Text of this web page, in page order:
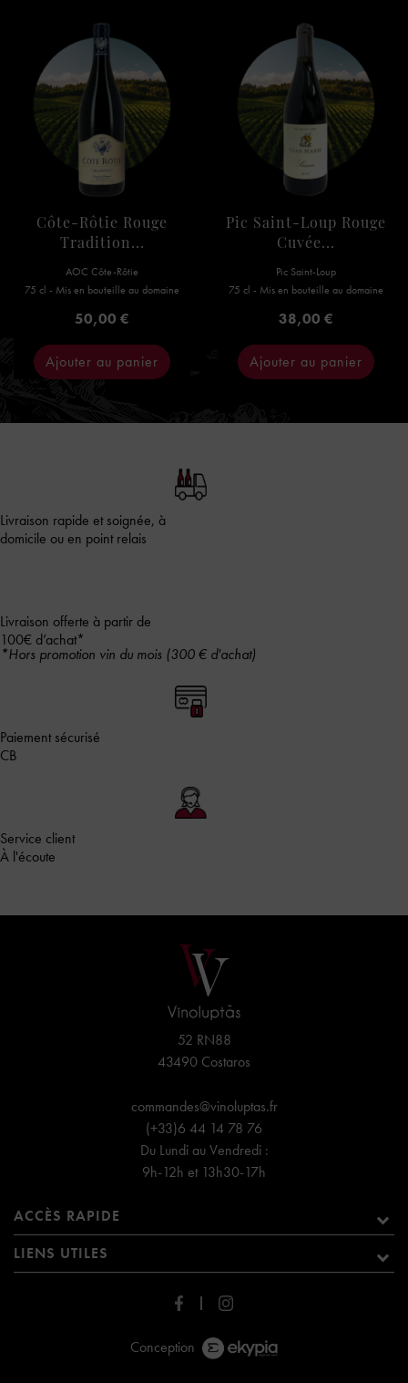
Côte-Rôtie Rouge
Tradition...
AOC Côte-Rôtie
75 cl - Mis en bouteille au domaine
Prix
50,00 €
Ajouter au panier
Pic Saint-Loup Rouge
Cuvée...
Pic Saint-Loup
75 cl - Mis en bouteille au domaine
Prix
38,00 €
Ajouter au panier
Livraison rapide et soignée, à
domicile ou en point relais
Livraison offerte à partir de
100€ d’achat*
*Hors promotion vin du mois (300 € d'achat)
Paiement sécurisé
CB
Service client
À l'écoute
52 RN88
43490 Costaros
commandes@vinoluptas.fr
(+33)6 44 14 78 76
Du Lundi au Vendredi :
9h-12h et 13h30-17h
ACCÈS RAPIDE
LIENS UTILES
Conception